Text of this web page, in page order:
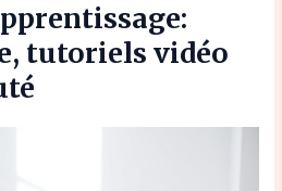
tutoriels vidéo